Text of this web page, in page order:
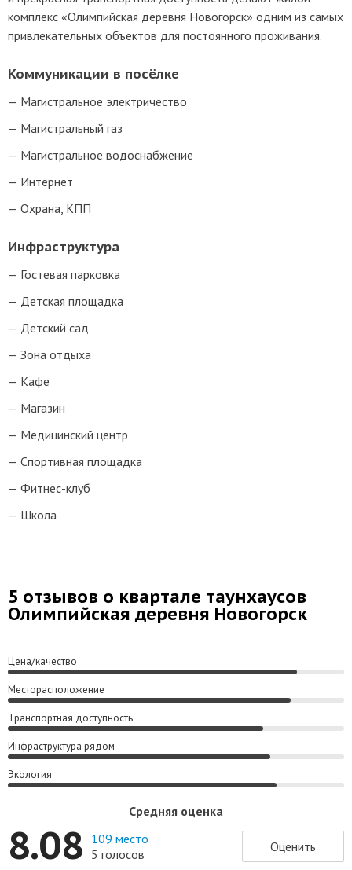
комплекс «Олимпийская деревня Новогорск» одним из самых
привлекательных объектов для постоянного проживания.
Коммуникации в посёлке
Магистральное электричество
Магистральный газ
Магистральное водоснабжение
Интернет
Охрана, КПП
Инфраструктура
Гостевая парковка
Детская площадка
Детский сад
Зона отдыха
Кафе
Магазин
Медицинский центр
Спортивная площадка
Фитнес-клуб
Школа
5 отзывов о квартале таунхаусов
Олимпийская деревня Новогорск
Цена/качество
Месторасположение
Транспортная доступность
Инфраструктура рядом
Экология
Средняя оценка
8.08 109 место
5 голосов
Оценить